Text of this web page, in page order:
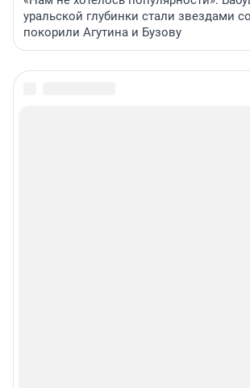
уральской глубинки стали звездами
покорили Агутина и Бузову